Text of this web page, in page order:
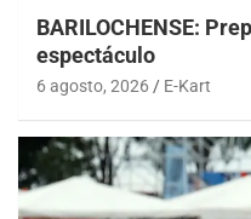
BARILOCHENSE:
espectáculo
6 agosto, 2026 E-Kart